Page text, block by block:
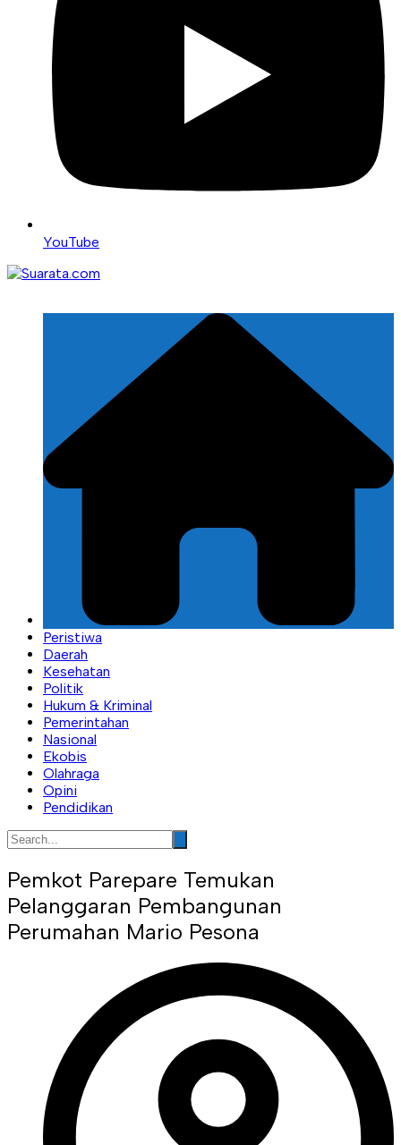
YouTube
Peristiwa
Daerah
Kesehatan
Politik
Hukum & Kriminal
Pemerintahan
Nasional
Ekobis
Olahraga
Opini
Pendidikan
Pemkot Parepare Temukan
Pelanggaran Pembangunan
Perumahan Mario Pesona